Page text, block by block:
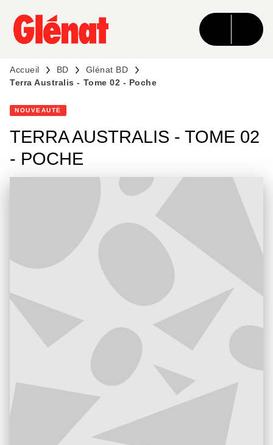
MENU RECHERCHE CONTENU
PIED DE PAGE
Accueil BD
Glénat BD
Terra Australis - Tome 02 - Poche
NOUVEAUTÉ
TERRA AUSTRALIS - TOME 02
- POCHE